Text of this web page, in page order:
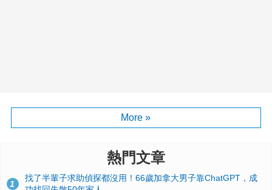
More »
熱門文章
1
找了半輩子求助偵探都沒用！66歲加拿大男子靠ChatGPT，成